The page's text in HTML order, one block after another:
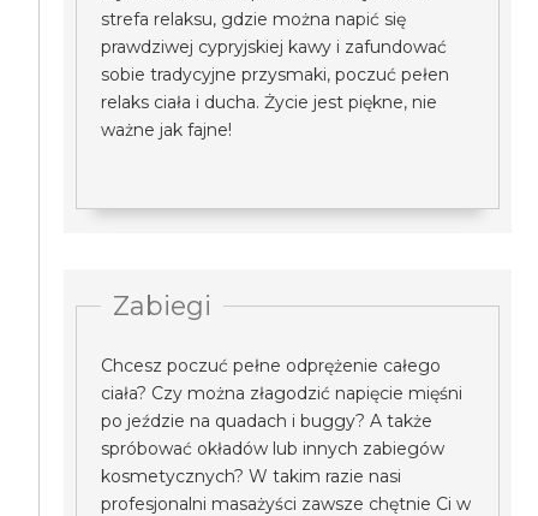
strefa relaksu, gdzie można napić się
prawdziwej cypryjskiej kawy i zafundować
sobie tradycyjne przysmaki, poczuć pełen
relaks ciała i ducha. Życie jest piękne, nie
ważne jak fajne!
Zabiegi
Chcesz poczuć pełne odprężenie całego
ciała? Czy można złagodzić napięcie mięśni
po jeździe na quadach i buggy? A także
spróbować okładów lub innych zabiegów
kosmetycznych? W takim razie nasi
profesjonalni masażyści zawsze chętnie Ci w